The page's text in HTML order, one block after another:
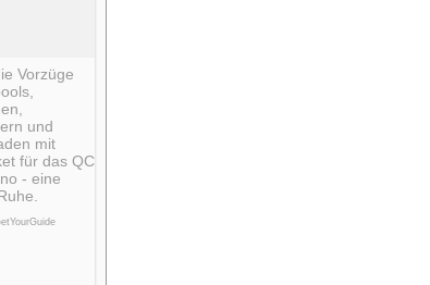
Vorzüge
und
mit
für das QC
- eine